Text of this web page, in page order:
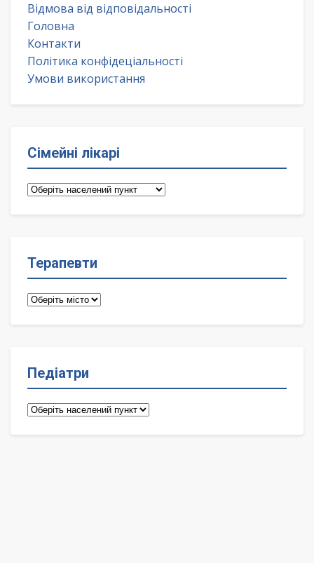
Відмова від відповідальності
Головна
Контакти
Політика конфідеціальності
Умови використання
Сімейні лікарі
Сімейні
Терапевти
Терапевти
Педіатри
Педіатри